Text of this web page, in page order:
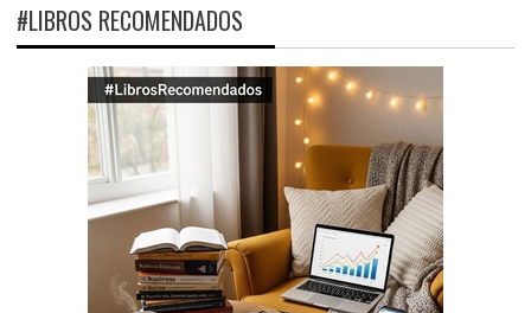
#LIBROS RECOMENDADOS